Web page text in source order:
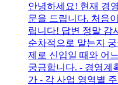
안녕하세요! 현재 경
문을 드립니다. 처음
립니다! 답변 정말 감
순차적으로 맡는지
제로 신입일 때와 어
궁금합니다. - 경영계
가 - 각 사업 영역별